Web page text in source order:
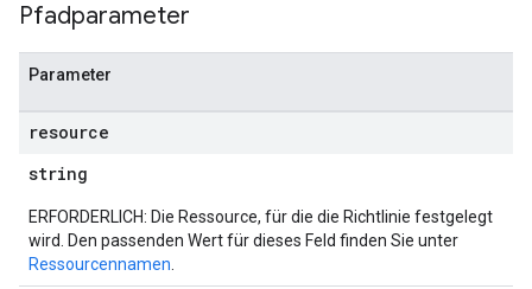
Pfadparameter
Parameter
resource
string
ERFORDERLICH: Die Ressource, für die die Richtlinie festgelegt
wird. Den passenden Wert für dieses Feld finden Sie unter
Ressourcennamen